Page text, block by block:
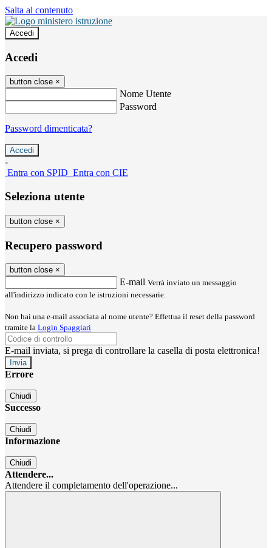
Salta al contenuto
Accedi
Accedi
button close ×
Nome Utente
Password
Password dimenticata?
-
Entra con SPID Entra con CIE
Seleziona utente
button close ×
Recupero password
button close ×
E-mail Verrà inviato un messaggio
all'indirizzo indicato con le istruzioni necessarie.
Non hai una e-mail associata al nome utente? Effettua il reset della password
tramite la Login Spaggiari
E-mail inviata, si prega di controllare la casella di posta elettronica!
Errore
Chiudi
Successo
Chiudi
Informazione
Chiudi
Attendere...
Attendere il completamento dell'operazione...